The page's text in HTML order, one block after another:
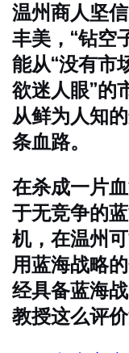
温州商人坚
丰美，“钻空
能从“没有市
欲迷人眼”的
从鲜为人知
条血路。
在杀成一片
于无竞争的
机，在温州
用蓝海战略
经具备蓝海
教授这么评